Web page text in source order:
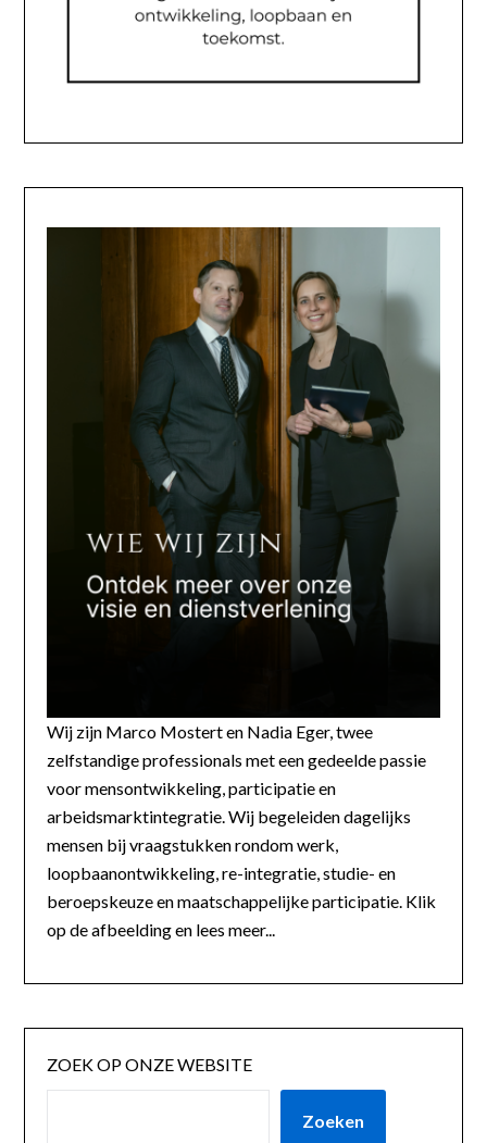
Wij zijn Marco Mostert en Nadia Eger, twee
zelfstandige professionals met een gedeelde passie
voor mensontwikkeling, participatie en
arbeidsmarktintegratie. Wij begeleiden dagelijks
mensen bij vraagstukken rondom werk,
loopbaanontwikkeling, re-integratie, studie- en
beroepskeuze en maatschappelijke participatie. Klik
op de afbeelding en lees meer...
ZOEK OP ONZE WEBSITE
Zoeken